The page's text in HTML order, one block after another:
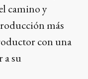
camino y
más
con una
a su